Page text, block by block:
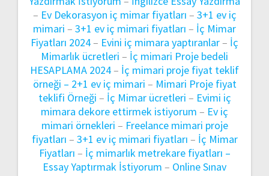
– Ev Dekorasyon iç mimar fiyatları – 3+1 ev iç
mimari – 3+1 ev iç mimari fiyatları – İç Mimar
Fiyatları 2024– Evini iç mimara yaptıranlar– İç
Mimarlık ücretleri – İç mimari Proje bedeli
HESAPLAMA 2024– İç mimari proje fiyat teklif
örneği – 2+1 ev iç mimari – Mimari Proje fiyat
teklifi Örneği – İç Mimar ücretleri – Evimi iç
mimara dekore ettirmek istiyorum – Ev iç
mimari örnekleri – Freelance mimari proje
fiyatları – 3+1 ev iç mimari fiyatları – İç Mimar
Fiyatları – İç mimarlık metrekare fiyatları –
Essay Yaptırmak İstiyorum – Online Sınav